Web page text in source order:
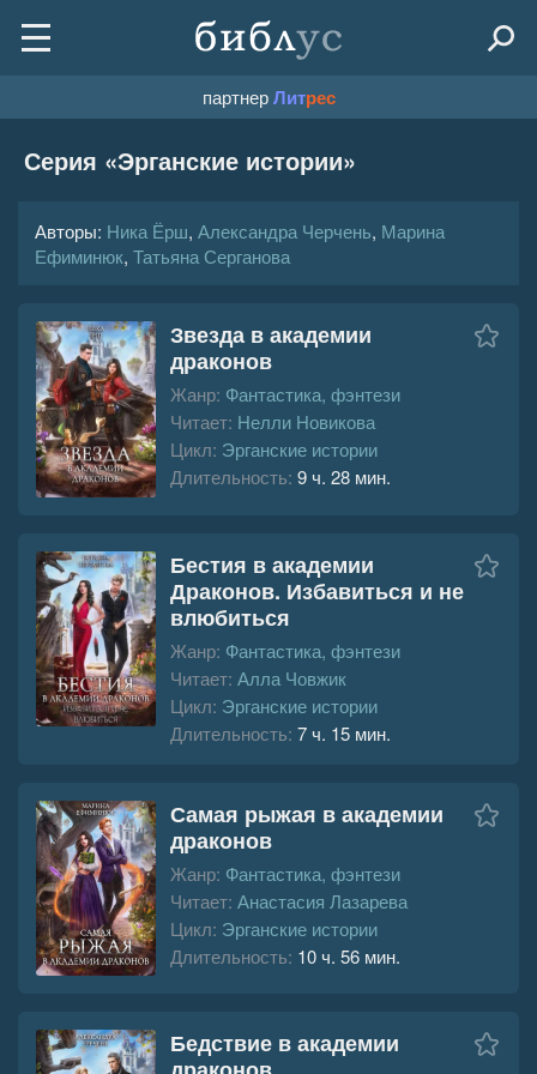
партнерЛитрес
Серия «Эрганские истории»
Авторы: Ника Ёрш, Александра Черчень, Марина
Ефиминюк, Татьяна Серганова
Звезда в академии
драконов
Жанр: Фантастика, фэнтези
Читает: Нелли Новикова
Цикл: Эрганские истории
Длительность: 9 ч. 28 мин.
Бестия в академии
Драконов. Избавиться и не
влюбиться
Жанр: Фантастика, фэнтези
Читает: Алла Човжик
Цикл: Эрганские истории
Длительность: 7 ч. 15 мин.
Самая рыжая в академии
драконов
Жанр: Фантастика, фэнтези
Читает: Анастасия Лазарева
Цикл: Эрганские истории
Длительность: 10 ч. 56 мин.
Бедствие в академии